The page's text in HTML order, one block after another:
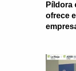
Píldora
ofrece